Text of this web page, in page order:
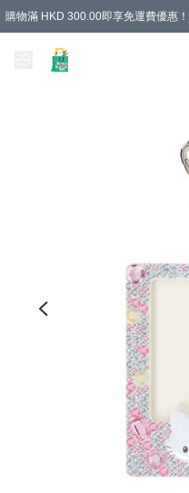
購物滿 HKD 300.00即享免運費優惠